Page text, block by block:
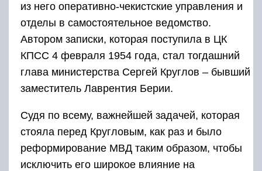
из него оперативно-чекистские управления и
отделы в самостоятельное ведомство.
Автором записки, которая поступила в ЦК
КПСС 4 февраля 1954 года, стал тогдашний
глава министерства Сергей Круглов – бывший
заместитель Лаврентия Берии.
Судя по всему, важнейшей задачей, которая
стояла перед Кругловым, как раз и было
реформирование МВД таким образом, чтобы
исключить его широкое влияние на